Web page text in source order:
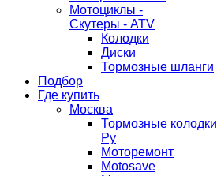
Мотоциклы -
Скутеры - ATV
Колодки
Диски
Тормозные шланги
Подбор
Где купить
Москва
Тормозные колодки
Ру
Моторемонт
Motosave